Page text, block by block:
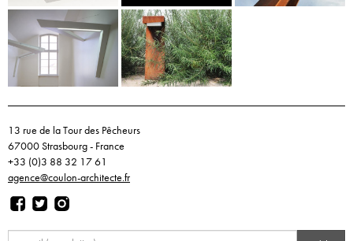
13 rue de la Tour des Pêcheurs
67000 Strasbourg - France
+33 (0)3 88 32 17 61
agence@coulon-architecte.fr